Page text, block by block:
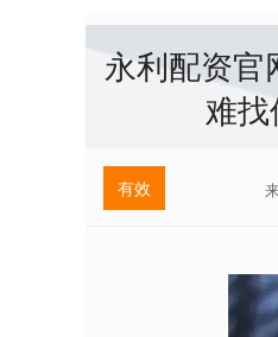
永利配资官
难
有效